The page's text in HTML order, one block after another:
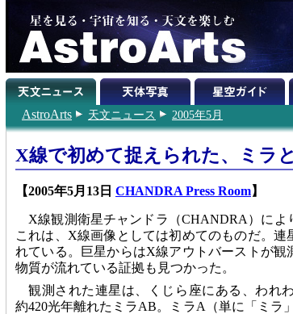
AstroArts 天文ニュース 2005年5月
X線で初めて捉えられた、ミラ
【2005年5月13日 CHANDRA Press Room】
X線観測衛星チャンドラ（CHANDRA）によ
これは、X線画像としては初めてのものだ。
れている。巨星からはX線アウトバーストが
物質が流れている証拠も見つかった。
観測された連星は、くじら座にある、われ
約420光年離れたミラAB。ミラA（単に「ミラ